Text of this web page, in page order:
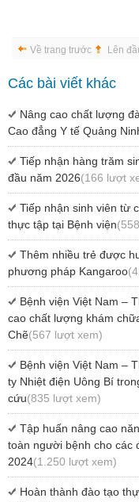
Về trang trước Lên
Các bài viết khác
Nâng cao chất lượng
Cao đẳng Y tế Quảng
Tiếp nhận hàng trăm
đầu năm 2026(166 lượt
Tiếp nhận sinh viên từ
thực tập tại Bệnh viện
Thêm nhiều trẻ được
phương pháp Kangaroo
Bệnh viện Việt Nam –
cao chất lượng khám
Chẽ(567 lượt xem)
Bệnh viện Việt Nam –
ty Nhiệt điện Uông Bí
cứu(835 lượt xem)
Tập huấn nâng cao
toàn người bệnh cho các
2024(1.250 lượt xem)
Hoàn thành đào tạo